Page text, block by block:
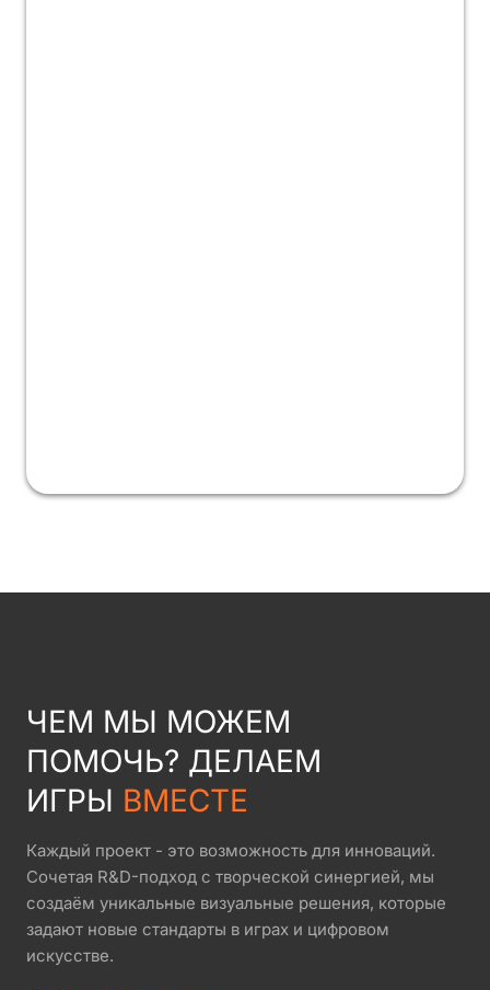
ЧЕМ МЫ МОЖЕМ
ПОМОЧЬ? ДЕЛАЕМ
ИГРЫ ВМЕСТЕ
Каждый проект - это возможность для инноваций.
Сочетая R&D-подход с творческой синергией, мы
создаём уникальные визуальные решения, которые
задают новые стандарты в играх и цифровом
искусстве.